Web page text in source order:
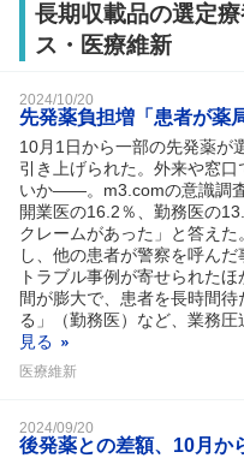
長期収載品の選定
ス・医療維新
2024/10/20
先発薬負担増「患者が薬
10月1日から一部の先発薬が
引き上げられた。外来や窓
いか――。m3.comの意識調
開業医の16.2％、勤務医の
クレームがあった」と答え
し、他の患者が警察を呼ん
トラブル事例が寄せられた
間が膨大で、患者を長時間
る」（勤務医）など、業務
見る
医療維新
2024/09/20
後発薬との差額、10月か